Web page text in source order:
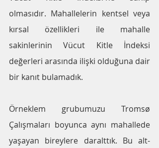
olmasıdır. Mahallelerin kentsel veya
kırsal özellikleri ile mahalle
sakinlerinin Vücut Kitle İndeksi
değerleri arasında ilişki olduğuna dair
bir kanıt bulamadık.
Örneklem grubumuzu Tromsø
Çalışmaları boyunca aynı mahallede
yaşayan bireylere daralttık. Bu alt-